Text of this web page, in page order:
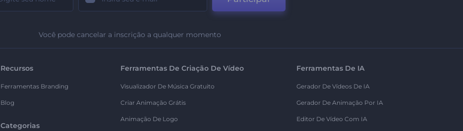
Você pode cancelar a inscrição a qualquer momento
Recursos
Ferramentas Branding
Blog
Categorias
Ferramentas De Criação De Vídeo
Visualizador De Música Gratuito
Criar Animação Grátis
Animação De Logo
Ferramentas De IA
Gerador De Vídeos De IA
Gerador De Animação Por IA
Editor De Vídeo Com IA